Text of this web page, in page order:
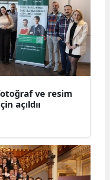
ve resim
açıldıı